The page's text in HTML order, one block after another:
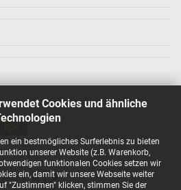
Cookies und ähnliche
ein bestmögliches Surferlebnis zu bieten
unserer Website (z.B. Warenkorb,
funktionalen Cookies setzen wir
ein, damit wir unsere Webseite weiter
"Zustimmen" klicken, stimmen Sie der